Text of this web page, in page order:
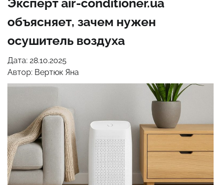
объясняет, зачем нужен
осушитель воздуха
Дата: 28.10.2025
Автор: Вертюк Яна